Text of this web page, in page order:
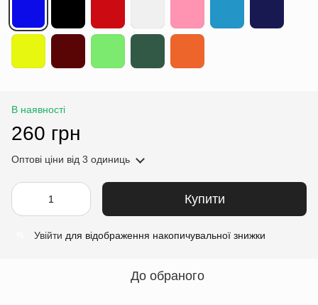
В наявності
260 грн
Оптові ціни від 3 одиниць
Купити
Увійти для відображення накопичувальної знижки
До обраного